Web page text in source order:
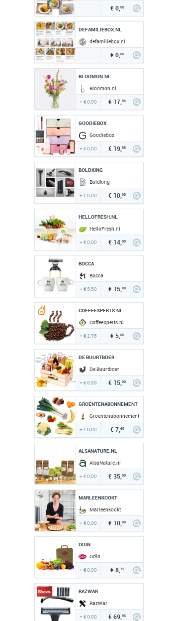
€ 0,00
DEFAMILIEBOX.NL
defamiliebox.nl
€ 0,00
BLOOMON.NL
Bloomon.nl
+ € 0,00 € 17,95
GOODIEBOX
Goodiebox
+ € 0,00 € 19,95
BOLDKING
Boldking
+ € 0,00 € 10,00
HELLOFRESH.NL
HelloFresh.nl
+ € 0,00 € 14,00
BOCCA
Bocca
+ € 5,50 € 15,00
COFFEEXPERTS.NL
CoffeeXperts.nl
+ € 2,76 € 5,00
DE BUURTBOER
De Buurtboer
+ € 6,99 € 15,00
GROENTENABONNEMENT
Groentenabonnement
+ € 0,00 € 7,60
ALSANATURE.NL
AlsaNature.nl
+ € 0,00 € 35,00
MARLEENKOOKT
Marleenkookt
+ € 0,00 € 10,00
ODIN
Odin
+ € 0,00 € 8,75
RAZWAR
RazWar
+ € 0,00 € 69,95